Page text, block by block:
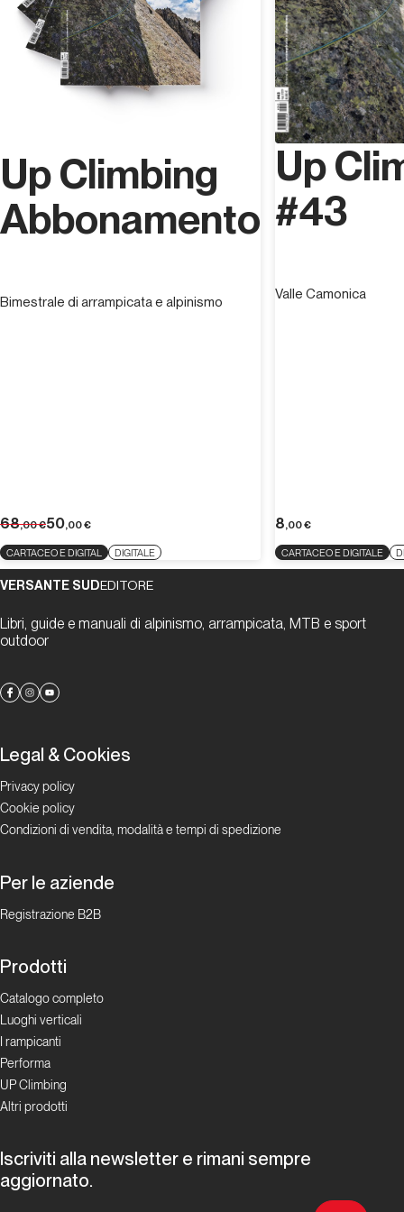
Up Climbing
Abbonamento
Bimestrale di arrampicata e alpinismo
68,00€50,00€
CARTACEO E DIGITAL DIGITALE
Up
#43
Valle Camonica
8,00€
CARTACEO E DIGITALE
VERSANTE SUDEDITORE
Libri, guide e manuali di alpinismo, arrampicata, MTB e sport
outdoor
Legal & Cookies
Privacy policy
Cookie policy
Condizioni di vendita, modalità e tempi di spedizione
Per le aziende
Registrazione B2B
Prodotti
Catalogo completo
Luoghi verticali
I rampicanti
Performa
UP Climbing
Altri prodotti
Iscriviti alla newsletter e rimani sempre
aggiornato.